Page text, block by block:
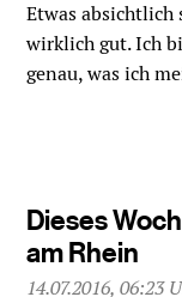
Etwas absichtlich
wirklich gut. Ich
genau, was ich
Dieses
am Rhein
14.07.2016, 06:23